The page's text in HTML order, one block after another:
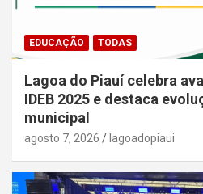
EDUCAÇÃO TODAS
Lagoa do Piauí celebra
IDEB 2025 e destaca
municipal
agosto 7, 2026 lagoadopiaui